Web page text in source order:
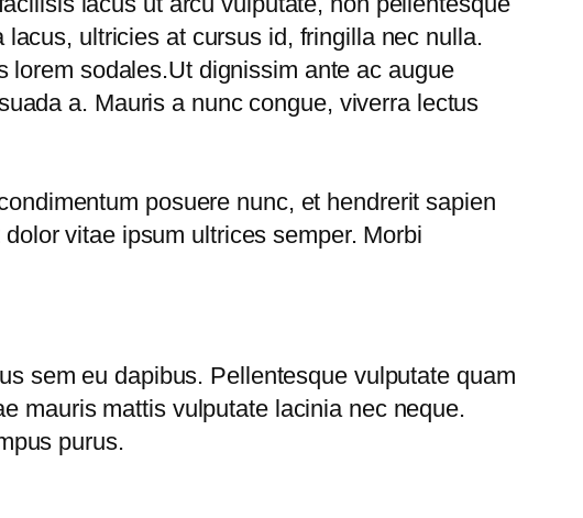
ultricies at cursus id, fringilla nec nulla.
lorem sodales.Ut dignissim ante ac augue
a. Mauris a nunc congue, viverra lectus
posuere nunc, et hendrerit sapien
vitae ipsum ultrices semper. Morbi
sem eu dapibus. Pellentesque vulputate quam
mauris mattis vulputate lacinia nec neque.
purus.